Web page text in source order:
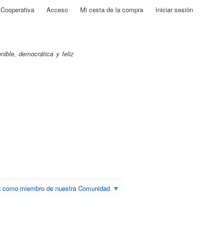
Acceso Mi cesta de la compra Iniciar sesión
democrática y feliz
como miembro de nuestra Comunidad